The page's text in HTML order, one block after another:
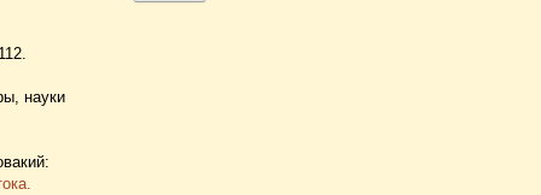
науки